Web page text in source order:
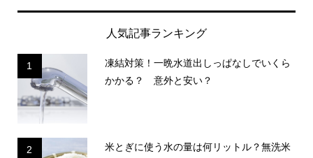
人気記事ランキング
1
凍結対策！一晩水道出しっぱなしでいくら
かかる？ 意外と安い？
2
米とぎに使う水の量は何リットル？無洗米